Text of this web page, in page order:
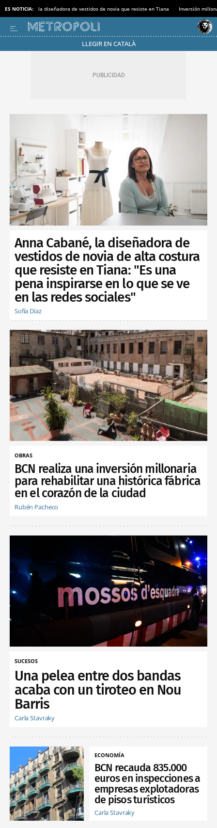
ES NOTICIA: la diseñadora de vestidos de novia que resiste en Tiana Inversión
LLEGIR EN CATALÀ
Anna Cabané, la diseñadora de
vestidos de novia de alta costura
que resiste en Tiana: "Es una
pena inspirarse en lo que se ve
en las redes sociales"
Sofía Díaz
OBRAS
BCN realiza una inversión millonaria
para rehabilitar una histórica fábrica
en el corazón de la ciudad
Rubén Pacheco
SUCESOS
Una pelea entre dos bandas
acaba con un tiroteo en Nou
Barris
Carla Stavraky
ECONOMÍA
BCN recauda 835.000
euros en inspecciones a
empresas explotadoras
de pisos turísticos
Carla Stavraky